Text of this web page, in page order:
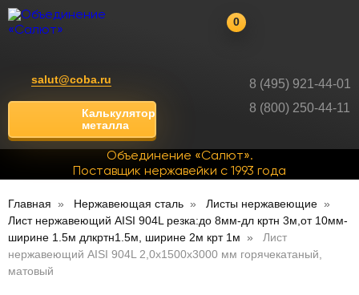
salut@coba.ru
Калькулятор
металла
8 (495) 921-44-01
8 (800) 250-44-11
0
Объединение «Салют».
Поставщик нержавейки с 1993 года
Главная Нержавеющая сталь
Листы нержавеющие
Лист нержавеющий AISI 904L резка:до 8мм-дл кртн 3м,от 10мм-
ширине 1.5м длкртн1.5м, ширине 2м крт 1м
Лист
нержавеющий AISI 904L 2,0х1500х3000 мм горячекатаный,
матовый